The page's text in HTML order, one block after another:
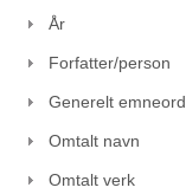
År
Forfatter/person
Generelt emneord
Omtalt navn
Omtalt verk